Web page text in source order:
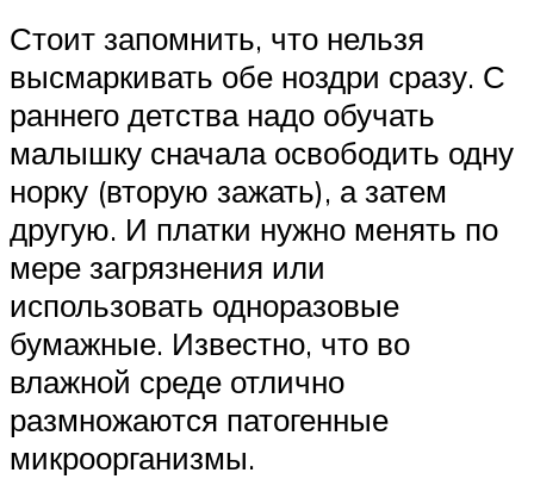
Стоит запомнить, что нельзя
высмаркивать обе ноздри сразу. С
раннего детства надо обучать
малышку сначала освободить одну
норку (вторую зажать), а затем
другую. И платки нужно менять по
мере загрязнения или
использовать одноразовые
бумажные. Известно, что во
влажной среде отлично
размножаются патогенные
микроорганизмы.